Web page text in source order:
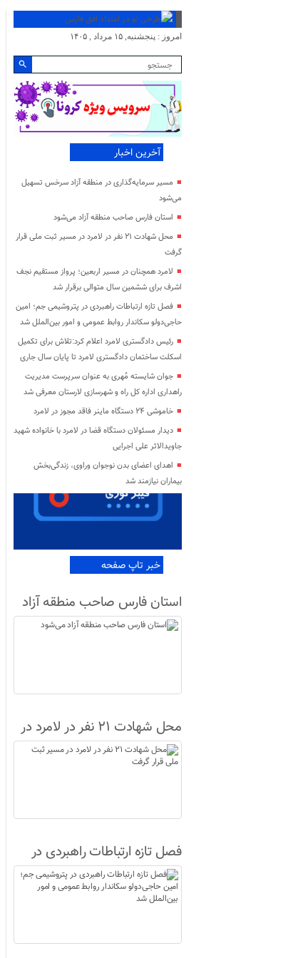
امروز : پنجشنبه, ۱۵ مرداد , ۱۴۰۵
آخرین اخبار
مسیر سرمایه‌گذاری در منطقه آزاد سرخس تسهیل
می‌شود
استان فارس صاحب منطقه آزاد می‌شود
محل شهادت ۲۱ نفر در لامرد در مسیر ثبت ملی قرار
گرفت
لامرد همچنان در مسیر اربعین؛ پرواز مستقیم نجف
اشرف برای ششمین سال متوالی برقرار شد
فصل تازه ارتباطات راهبردی در پتروشیمی جم؛ امین
حاجی‌دولو سکاندار روابط عمومی و امور بین‌الملل شد
رئیس دادگستری لامرد اعلام کرد:تلاش برای تکمیل
اسکلت ساختمان دادگستری لامرد تا پایان سال جاری
جوان شایسته مُهری به عنوان سرپرست مدیریت
راهداری اداره کل راه و شهرسازی لارستان معرفی شد
خاموشی ۲۴ دستگاه ماینر فاقد مجوز در لامرد
دیدار مسئولان دستگاه قضا در لامرد با خانواده شهید
جاویدالاثر علی اجرایی
اهدای اعضای بدن نوجوان وراوی، زندگی‌بخش
بیماران نیازمند شد
خبر تاپ صفحه
استان فارس صاحب منطقه آزاد
می‌شود
محل شهادت ۲۱ نفر در لامرد در
مسیر ثبت ملی قرار گرفت
فصل تازه ارتباطات راهبردی در
پتروشیمی جم؛ امین حاجی‌دولو
سکاندار روابط عمومی و امور